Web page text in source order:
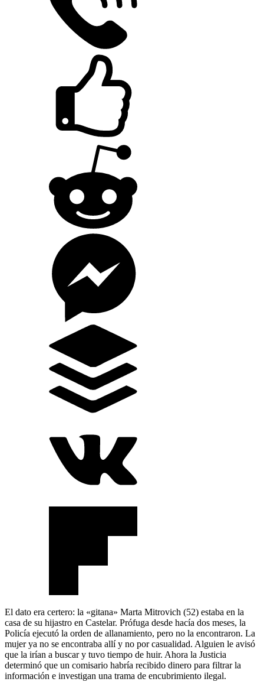
El dato era certero: la «gitana» Marta Mitrovich (52) estaba en la
casa de su hijastro en Castelar. Prófuga desde hacía dos meses, la
Policía ejecutó la orden de allanamiento, pero no la encontraron. La
mujer ya no se encontraba allí y no por casualidad. Alguien le avisó
que la irían a buscar y tuvo tiempo de huir. Ahora la Justicia
determinó que un comisario habría recibido dinero para filtrar la
información e investigan una trama de encubrimiento ilegal.